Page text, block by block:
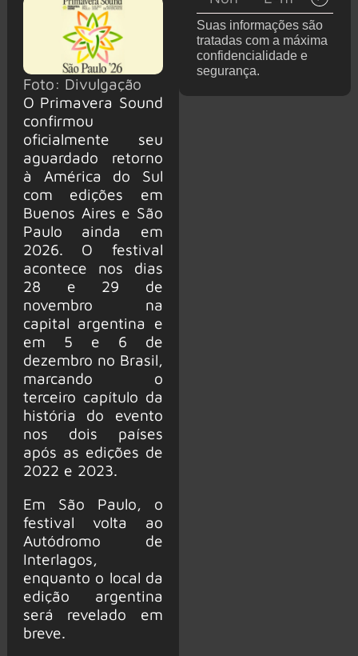
Foto: Divulgação
O Primavera Sound
confirmou
oficialmente seu
aguardado retorno
à América do Sul
com edições em
Buenos Aires e São
Paulo ainda em
2026. O festival
acontece nos dias
28 e 29 de
novembro na
capital argentina e
em 5 e 6 de
dezembro no Brasil,
marcando o
terceiro capítulo da
história do evento
nos dois países
após as edições de
2022 e 2023.
Em São Paulo, o
festival volta ao
Autódromo de
Interlagos,
enquanto o local da
edição argentina
será revelado em
breve.
deixar os
palcos
Suas informações são
tratadas com a máxima
confidencialidade e
segurança.